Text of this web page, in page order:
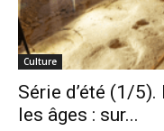
Culture
Série d’été (1/
les âges : sur...